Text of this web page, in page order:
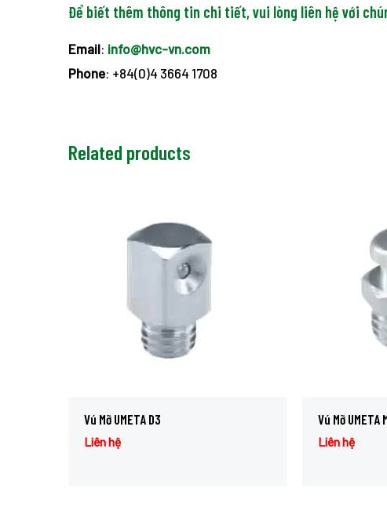
Để biết thêm thông tin chi tiết, vui lòng liên hệ với
Email: info@hvc-vn.com
Phone: +84(0)4 3664 1708
Related products
Vú Mỡ UMETA D3
Liên hệ
Vú Mỡ UMETA
Liên hệ